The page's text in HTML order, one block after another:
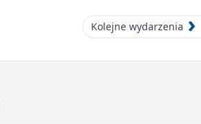
Kolejne wydarzenia